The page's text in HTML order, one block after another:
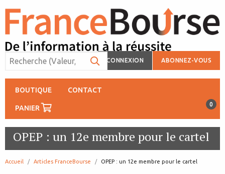
CONNEXION ABONNEZ-VOUS
BOUTIQUE CONTACT
PANIER 0
OPEP : un 12e membre pour le cartel
Accueil Articles FranceBourse page:
OPEP : un 12e membre pour le cartel